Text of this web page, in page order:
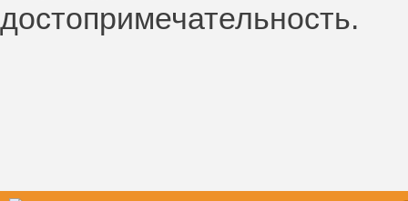
достопримечательность.